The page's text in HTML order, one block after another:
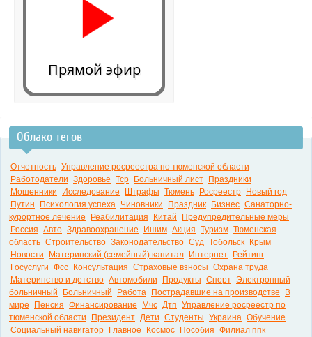
Прямой эфир
Облако тегов
Отчетность Управление росреестра по тюменской области
Работодатели Здоровье Тср Больничный лист
Праздники
Мошенники
Исследование Штрафы Тюмень Росреестр
Новый год
Путин
Психология успеха Чиновники Праздник Бизнес Санаторно-
курортное лечение
Реабилитация Китай
Предупредительные меры
Россия Авто Здравоохранение Ишим Акция Туризм Тюменская
область Строительство Законодательство Суд Тобольск
Крым
Новости
Материнский (семейный) капитал Интернет
Рейтинг
Госуслуги Фсс Консультация Страховые взносы Охрана труда
Материнство и детство Автомобили Продукты Спорт Электронный
больничный
Больничный Работа Пострадавшие на производстве
В
мире
Пенсия Финансирование Мчс Дтп Управление росреестр по
тюменской области
Президент Дети Студенты Украина Обучение
Социальный навигатор
Главное Космос Пособия Филиал ппк